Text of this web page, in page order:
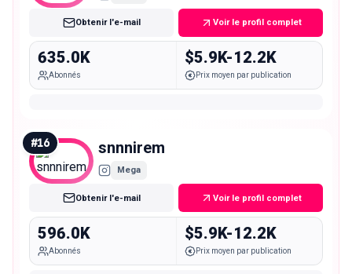
Obtenir l'e-mail Voir le profil complet
635.0K
Abonnés
$5.9K-12.2K
Prix moyen par publication
#16 snnnirem
Mega
Obtenir l'e-mail Voir le profil complet
596.0K
Abonnés
$5.9K-12.2K
Prix moyen par publication